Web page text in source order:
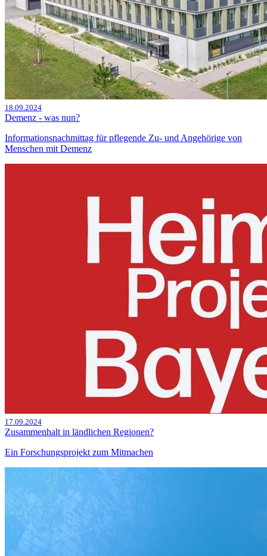
18.09.2024
Demenz - was nun?
Informationsnachmittag für pflegende Zu- und Angehörige von
Menschen mit Demenz
17.09.2024
Zusammenhalt in ländlichen Regionen?
Ein Forschungsprojekt zum Mitmachen